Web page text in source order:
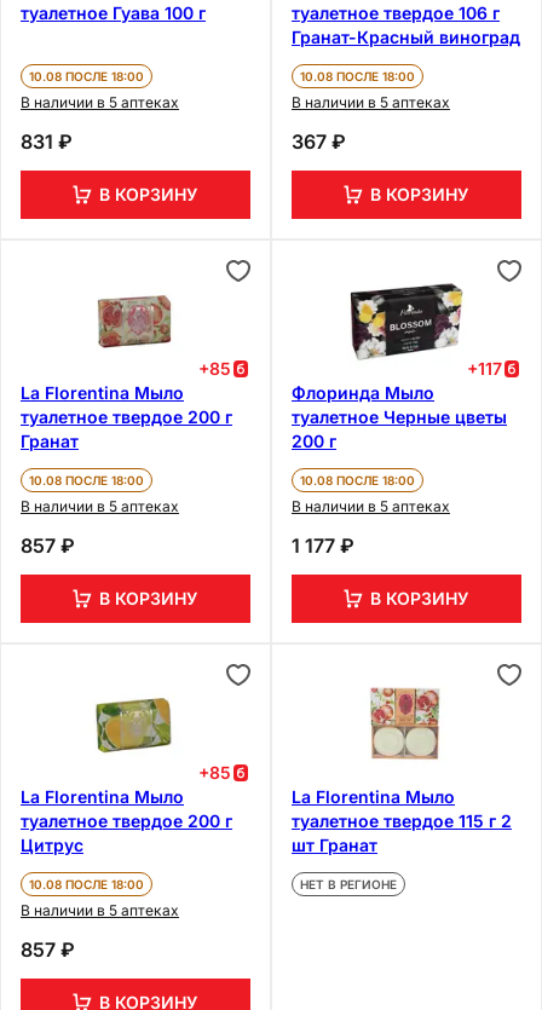
туалетное Гуава 100 г
10.08 ПОСЛЕ 18:00
В наличии в 5 аптеках
831 ₽
В КОРЗИНУ
туалетное твердое 106 г
Гранат-Красный виноград
10.08 ПОСЛЕ 18:00
В наличии в 5 аптеках
367 ₽
В КОРЗИНУ
+85
La Florentina Мыло
туалетное твердое 200 г
Гранат
10.08 ПОСЛЕ 18:00
В наличии в 5 аптеках
857 ₽
В КОРЗИНУ
+117
Флоринда Мыло
туалетное Черные цветы
200 г
10.08 ПОСЛЕ 18:00
В наличии в 5 аптеках
1 177 ₽
В КОРЗИНУ
+85
La Florentina Мыло
туалетное твердое 200 г
Цитрус
10.08 ПОСЛЕ 18:00
В наличии в 5 аптеках
857 ₽
В КОРЗИНУ
La Florentina Мыло
туалетное твердое 115 г 2
шт Гранат
НЕТ В РЕГИОНЕ